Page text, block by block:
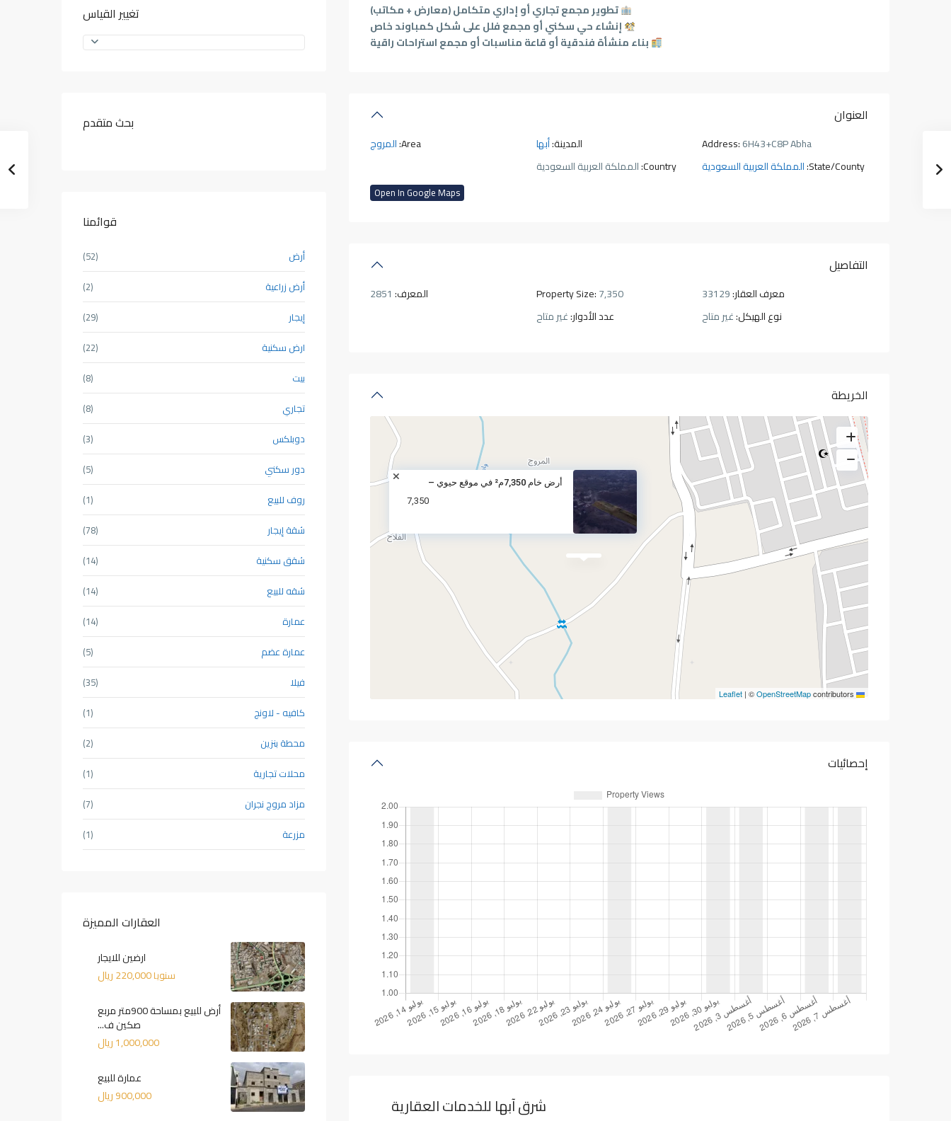
تطوير مجمع تجاري أو إداري متكامل (معارض + مكاتب)
إنشاء حي سكني أو مجمع فلل على شكل كمباوند خاص
بناء منشأة فندقية أو قاعة مناسبات أو مجمع استراحات راقية
العنوان
Address:6H43+C8P Abha المدينة:أبها Area: المروج
State/County: المملكة العربية السعودية Country: المملكة العربية السعودية
Open In Google Maps
التفاصيل
معرف العقار:33129
Property Size:7,350 المعرف:2851
نوع الهيكل:غير متاح عدد الأدوار:غير متاح
الخريطة
أرض خام 7,350م² في موقع حيوي –
7,350
| ©OpenStreetMapcontributors
إحصائيات
شرق آبها للخدمات العقارية
تغيير القياس
بحث متقدم
قوائمنا
أرض
(52)
أرض زراعية
(2)
إيجار
(29)
ارض سكنية
(22)
بيت
(8)
تجاري
(8)
دوبلكس
(3)
دور سكني
(5)
روف للبيع
(1)
شقة إيجار
(78)
شقق سكنية
(14)
شقه للبيع
(14)
عمارة
(14)
عمارة عضم
(5)
فيلا
(35)
كافيه - لاونج
(1)
محطة بنزين
(2)
محلات تجارية
(1)
مزاد مروج نجران
(7)
مزرعة
(1)
العقارات المميزة
ارضين للايجار
سنويا220,000 ريال
أرض للبيع بمساحة 900متر مربع
صكين ف...
1,000,000 ريال
عمارة للبيع
900,000 ريال